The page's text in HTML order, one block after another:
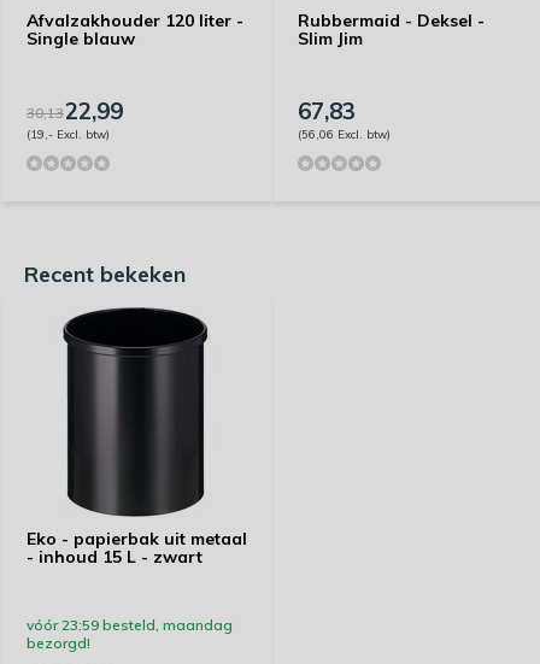
Afvalzakhouder 120 liter -
Single blauw
30,1322,99
(19,- Excl. btw)
Rubbermaid - Deksel -
Slim Jim
67,83
(56,06 Excl. btw)
Recent bekeken
Eko - papierbak uit metaal
- inhoud 15 L - zwart
vóór 23:59 besteld, maandag
bezorgd!